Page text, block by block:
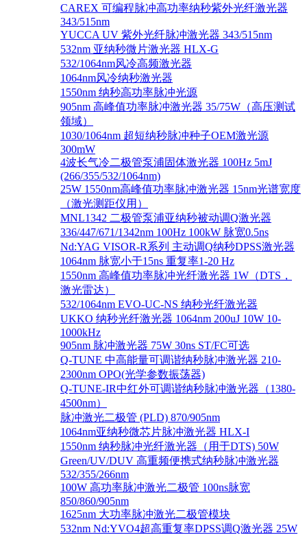
CAREX 可编程脉冲高功率纳秒紫外光纤激光器
343/515nm
YUCCA UV 紫外光纤脉冲激光器 343/515nm
532nm 亚纳秒微片激光器 HLX-G
532/1064nm风冷高频激光器
1064nm风冷纳秒激光器
1550nm 纳秒高功率脉冲光源
905nm 高峰值功率脉冲激光器 35/75W（高压测试
领域）
1030/1064nm 超短纳秒脉冲种子OEM激光源
300mW
4波长气冷二极管泵浦固体激光器 100Hz 5mJ
(266/355/532/1064nm)
25W 1550nm高峰值功率脉冲激光器 15nm光谱宽度
（激光测距仪用）
MNL1342 二极管泵浦亚纳秒被动调Q激光器
336/447/671/1342nm 100Hz 100kW 脉宽0.5ns
Nd:YAG VISOR-R系列 主动调Q纳秒DPSS激光器
1064nm 脉宽小于15ns 重复率1-20 Hz
1550nm 高峰值功率脉冲光纤激光器 1W（DTS，
激光雷达）
532/1064nm EVO-UC-NS 纳秒光纤激光器
UKKO 纳秒光纤激光器 1064nm 200uJ 10W 10-
1000kHz
905nm 脉冲激光器 75W 30ns ST/FC可选
Q-TUNE 中高能量可调谐纳秒脉冲激光器 210-
2300nm OPO(光学参数振荡器)
Q-TUNE-IR中红外可调谐纳秒脉冲激光器（1380-
4500nm）
脉冲激光二极管 (PLD) 870/905nm
1064nm亚纳秒微芯片脉冲激光器 HLX-I
1550nm 纳秒脉冲光纤激光器（用于DTS) 50W
Green/UV/DUV 高重频便携式纳秒脉冲激光器
532/355/266nm
100W 高功率脉冲激光二极管 100ns脉宽
850/860/905nm
1625nm 大功率脉冲激光二极管模块
532nm Nd:YVO4超高重复率DPSS调Q激光器 25W